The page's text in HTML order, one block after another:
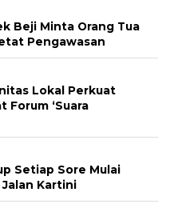
Beji Minta Orang Tua
Pengawasan
Lokal Perkuat
Forum ‘Suara
Setiap Sore Mulai
Kartini